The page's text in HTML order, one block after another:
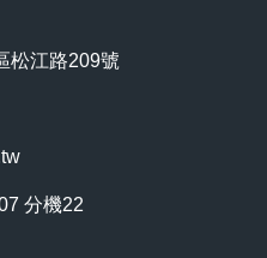
松江路209號
分機22